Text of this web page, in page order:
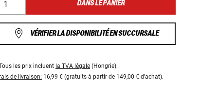
DANS LE PANIER
VÉRIFIER LA DISPONIBILITÉ EN SUCCURSALE
les prix incluent la TVA légale (Hongrie).
de livraison: 16,99 € (gratuits à partir de 149,00 € d’achat).